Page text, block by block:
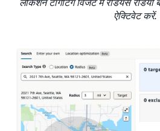
ऐक्टिवेट करें.